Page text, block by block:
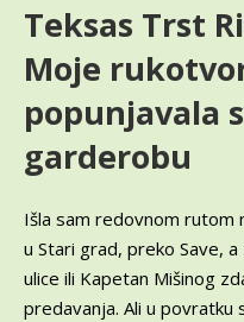
Teksas Trst
Moje
popunjavala
garderobu
Išla sam redovnom rutom
u Stari grad, preko Save,
ulice ili Kapetan Mišinog
predavanja. Ali u povratku